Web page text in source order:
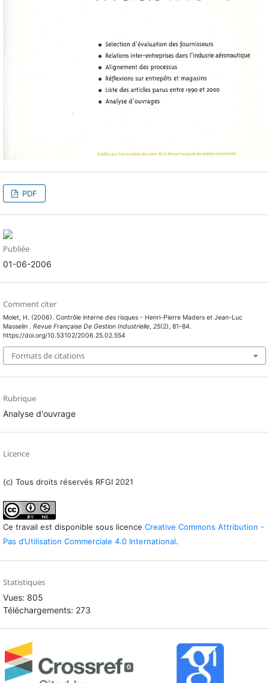
PDF
Publiée
01-06-2006
Comment citer
Molet, H. (2006). Contrôle interne des risques - Henri-Pierre Maders et Jean-Luc
Masselin . Revue Française De Gestion Industrielle, 25(2), 81–84.
https://doi.org/10.53102/2006.25.02.554
Formats de citations
Rubrique
Analyse d'ouvrage
Licence
(c) Tous droits réservés RFGI 2021
Ce travail est disponible sous licence Creative Commons Attribution -
Pas d’Utilisation Commerciale 4.0 International.
Statistiques
Vues: 805
Téléchargements: 273
0